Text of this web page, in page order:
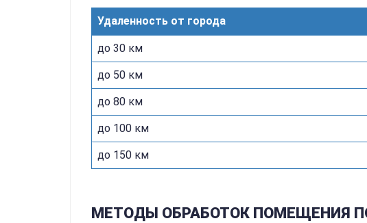
Удаленность от города
до 30 км
до 50 км
до 80 км
до 100 км
до 150 км
МЕТОДЫ ОБРАБОТОК ПОМЕЩЕНИЯ